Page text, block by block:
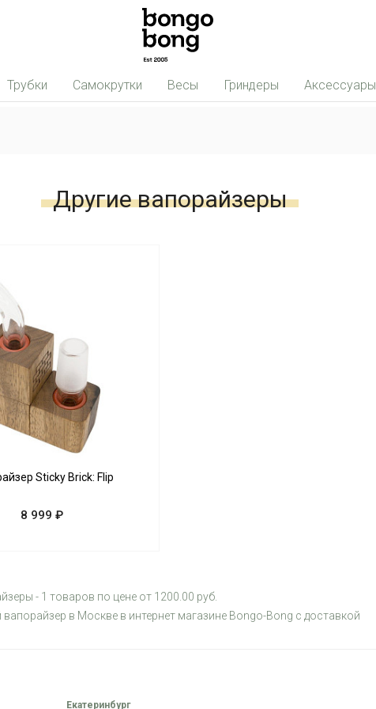
Трубки Самокрутки Весы Гриндеры Аксессуары
Другие вапорайзеры
Sticky Brick: Flip
8 999 ₽
- 1 товаров по цене от 1200.00 руб.
вапорайзер в Москве в интернет магазине Bongo-Bong с доставкой
Екатеринбург